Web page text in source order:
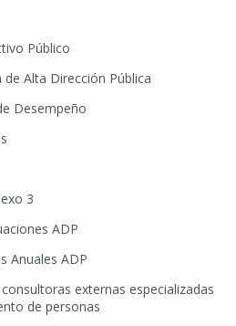
Público
Alta Dirección Pública
Desempeño
3
ADP
Anuales ADP
externas especializadas
de personas